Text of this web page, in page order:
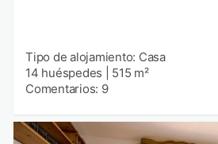
Tipo de alojamiento: Casa
14 huéspedes
515 m²
Comentarios: 9